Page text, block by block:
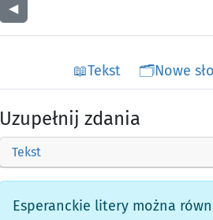
◀︎
📖Tekst 🗂️Nowe
Uzupełnij zdania
Tekst
Esperanckie litery można